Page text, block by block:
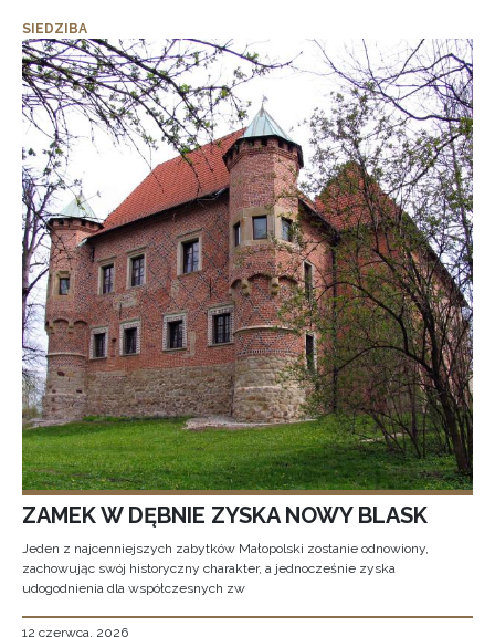
SIEDZIBA
ZAMEK W DĘBNIE ZYSKA NOWY BLASK
Jeden z najcenniejszych zabytków Małopolski zostanie odnowiony,
zachowując swój historyczny charakter, a jednocześnie zyska
udogodnienia dla współczesnych zw
12 czerwca, 2026